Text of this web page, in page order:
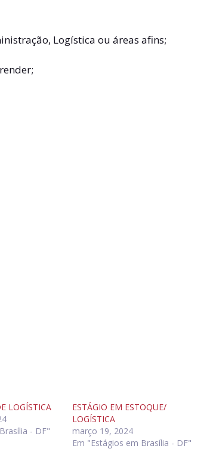
Logística ou áreas afins;
LOGÍSTICA
- DF"
ESTÁGIO EM ESTOQUE/
LOGÍSTICA
março 19, 2024
Em "Estágios em Brasília - DF"